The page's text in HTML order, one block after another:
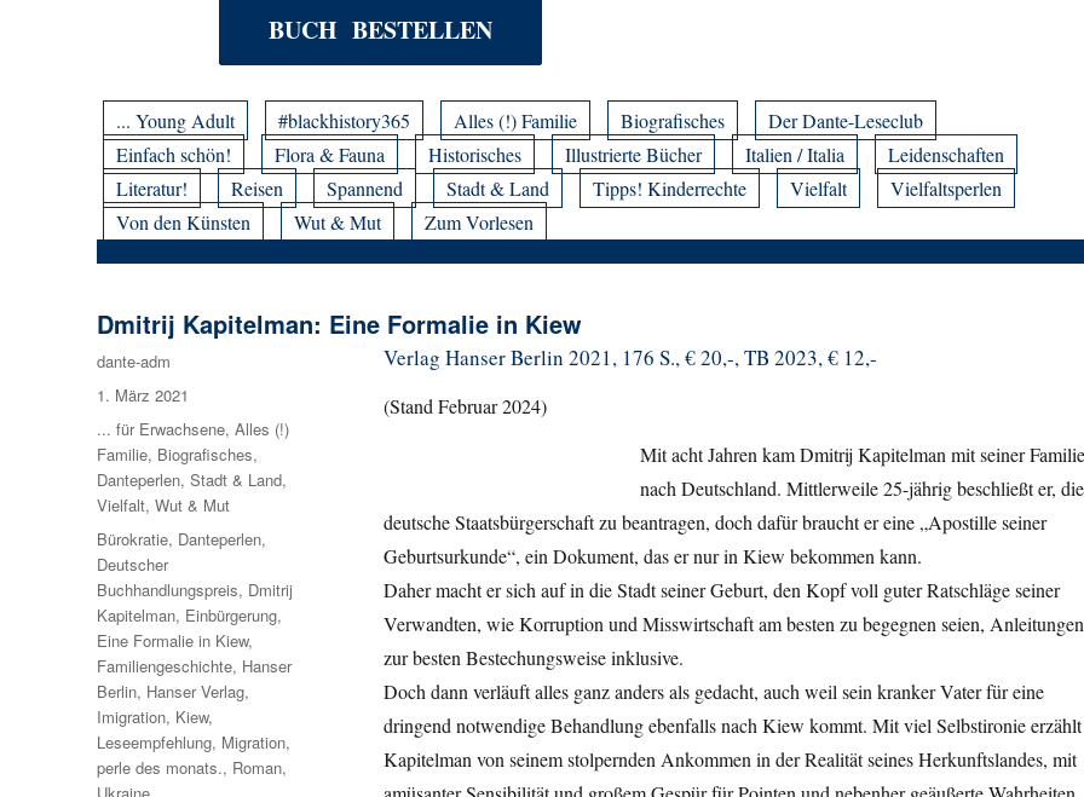
BUCH BESTELLEN
... Young Adult #blackhistory365 Alles (!) Familie Biografisches
Der Dante-Leseclub
Einfach schön!
Flora & Fauna Historisches Illustrierte Bücher Italien / Italia
Leidenschaften
Literatur!
Reisen Spannend Stadt & Land Tipps! Kinderrechte Vielfalt
Vielfaltsperlen
Von den Künsten
Wut & Mut Zum Vorlesen
Dmitrij Kapitelman: Eine Formalie in Kiew
Verlag Hanser Berlin 2021, 176 S., € 20,-, TB 2023, € 12,-
(Stand Februar 2024)
Mit acht Jahren kam Dmitrij Kapitelman mit seiner Familie
nach Deutschland. Mittlerweile 25-jährig beschließt er, die
deutsche Staatsbürgerschaft zu beantragen, doch dafür braucht er eine „Apostille seiner
Geburtsurkunde“, ein Dokument, das er nur in Kiew bekommen kann.
Daher macht er sich auf in die Stadt seiner Geburt, den Kopf voll guter Ratschläge seiner
Verwandten, wie Korruption und Misswirtschaft am besten zu begegnen seien, Anleitungen
zur besten Bestechungsweise inklusive.
Doch dann verläuft alles ganz anders als gedacht, auch weil sein kranker Vater für eine
dringend notwendige Behandlung ebenfalls nach Kiew kommt. Mit viel Selbstironie erzählt
Kapitelman von seinem stolpernden Ankommen in der Realität seines Herkunftslandes, mit
Autor
dante-adm
Veröffentlicht
am
1. März 2021
Kategorien
... für Erwachsene,Alles (!)
Familie, Biografisches,
Danteperlen,Stadt & Land,
Vielfalt,Wut & Mut
Schlagwörter
Bürokratie, Danteperlen,
Deutscher
Buchhandlungspreis, Dmitrij
Kapitelman, Einbürgerung,
Eine Formalie in Kiew,
Familiengeschichte, Hanser
Berlin, Hanser Verlag,
Imigration, Kiew,
Leseempfehlung, Migration,
perle des monats., Roman,
Ukraine